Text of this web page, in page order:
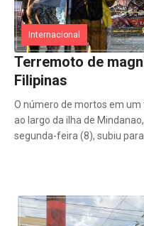
Internacional
Terremoto de
Filipinas
O número de mortos em
ao largo da ilha de
segunda-feira (8), subiu